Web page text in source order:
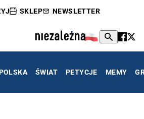
SKLEP NEWSLETTER
ŚWIAT PETYCJE MEMY